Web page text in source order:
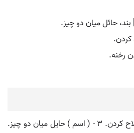
۱ - ( مصدر ) بستن. ۲ - اصلاح کردن. ۳ - ( اسم ) حایل میان دو چیز.